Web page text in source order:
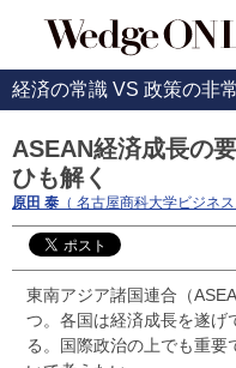
経済の常識 VS 政策の非
ASEAN経済成長の
ひも解く
原田 泰 （ 名古屋商科大学ビジネ
東南アジア諸国連合（
つ。各国は経済成長を遂げ
る。国際政治の上でも重